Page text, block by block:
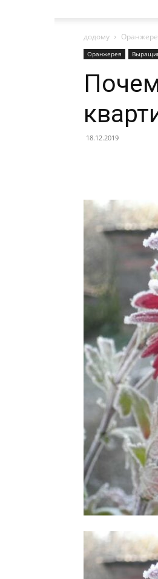
додому
Оранжерея
18.12.2019